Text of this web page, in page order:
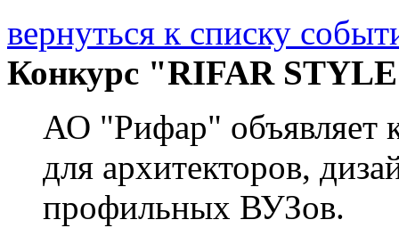
вернуться к списку
Конкурс "RIFAR
АО "Рифар" объявляет
для архитекторов,
профильных ВУЗов.